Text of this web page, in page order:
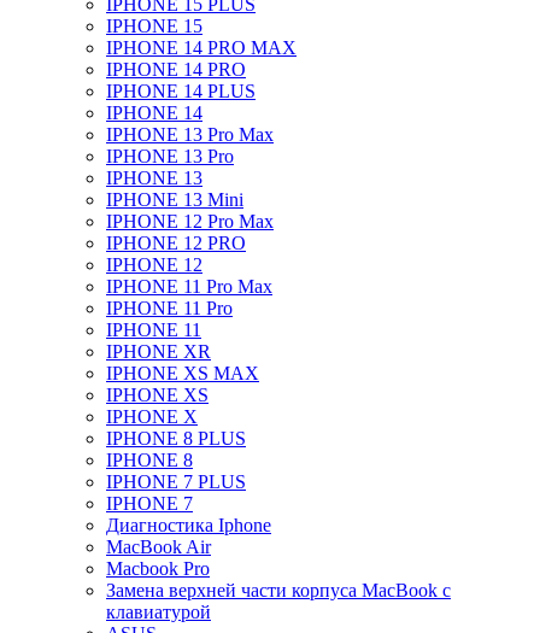
IPHONE 15 PLUS
IPHONE 15
IPHONE 14 PRO MAX
IPHONE 14 PRO
IPHONE 14 PLUS
IPHONE 14
IPHONE 13 Pro Max
IPHONE 13 Pro
IPHONE 13
IPHONE 13 Mini
IPHONE 12 Pro Max
IPHONE 12 PRO
IPHONE 12
IPHONE 11 Pro Max
IPHONE 11 Pro
IPHONE 11
IPHONE XR
IPHONE XS MAX
IPHONE XS
IPHONE X
IPHONE 8 PLUS
IPHONE 8
IPHONE 7 PLUS
IPHONE 7
Диагностика Iphone
MacBook Air
Macbook Pro
Замена верхней части корпуса MacBook с
клавиатурой